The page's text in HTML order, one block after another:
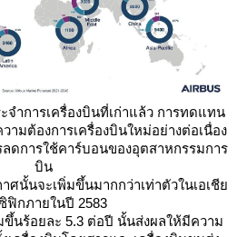
จำการเครื่องบินที่เก่าแล้ว การทดแทน
ามต้องการเครื่องบินใหม่อย่างต่อเนื่อง
ดการใช้คาร์บอนของอุตสาหกรรมการ
บิน
าศนั้นจะเพิ่มขึ้นมากกว่าเท่าตัวในเอเชี
กภายในปี 2583
นร้อยละ 5.3 ต่อปี นั้นส่งผลให้มีความ